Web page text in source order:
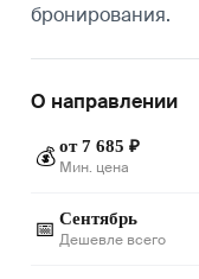
бронирования.
О направлении
💰 от 7 685 ₽
Мин. цена
📅 Сентябрь
Дешевле всего